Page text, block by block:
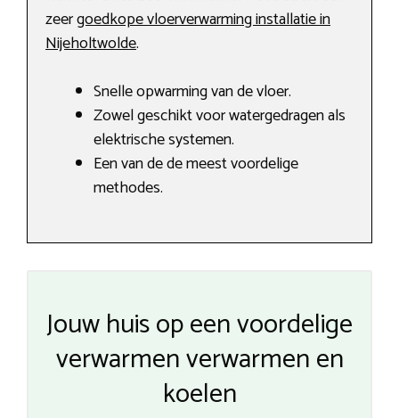
zeergoedkope vloerverwarming installatie in
Nijeholtwolde.
Snelle opwarming van de vloer.
Zowel geschikt voor watergedragen als
elektrische systemen.
Een van de de meest voordelige
methodes.
Jouw huis op een voordelige
verwarmen verwarmen en
koelen